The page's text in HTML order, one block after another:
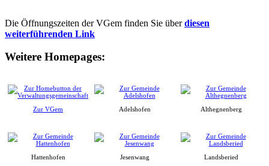
Die Öffnungszeiten der VGem finden Sie überdiesen
weiterführenden Link
Weitere Homepages:
Zur VGem Adelshofen Althegnenberg
Hattenhofen Jesenwang Landsberied